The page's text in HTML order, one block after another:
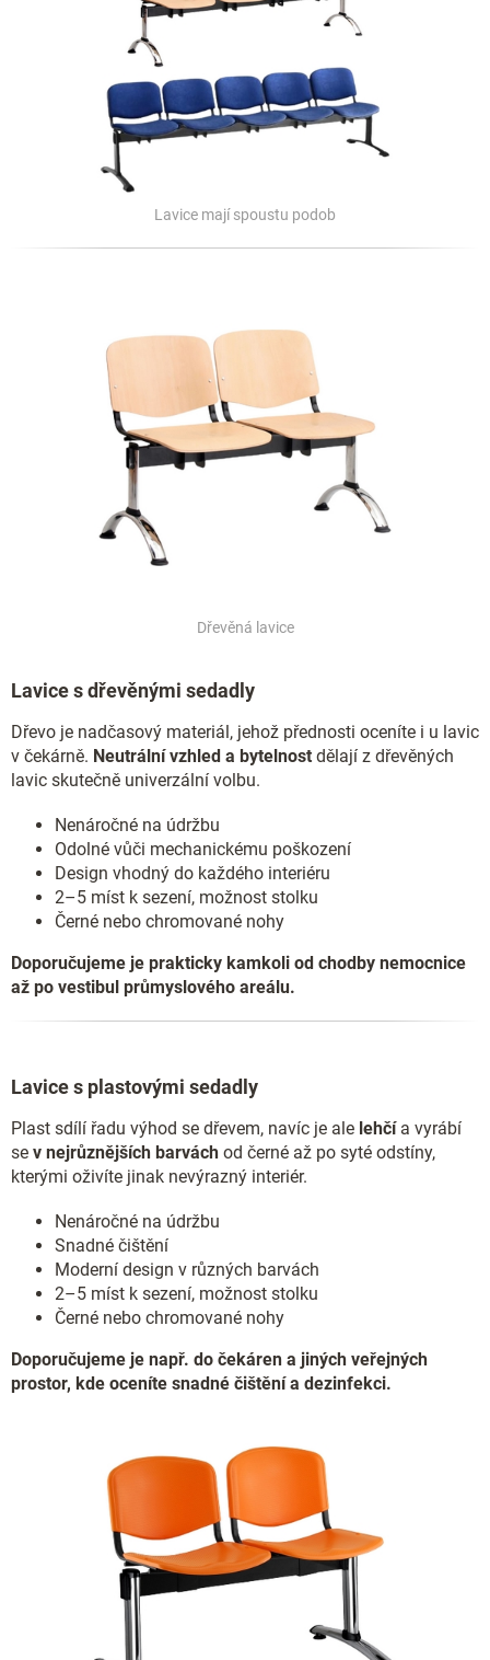
Lavice mají spoustu podob
Dřevěná lavice
Lavice s dřevěnými sedadly
Dřevo je nadčasový materiál, jehož přednosti oceníte i u lavic
v čekárně. Neutrální vzhled a bytelnost dělají z dřevěných
lavic skutečně univerzální volbu.
Nenáročné na údržbu
Odolné vůči mechanickému poškození
Design vhodný do každého interiéru
2–5 míst k sezení, možnost stolku
Černé nebo chromované nohy
Doporučujeme je prakticky kamkoli od chodby nemocnice
až po vestibul průmyslového areálu.
Lavice s plastovými sedadly
Plast sdílí řadu výhod se dřevem, navíc je ale lehčía vyrábí
se v nejrůznějších barvách od černé až po syté odstíny,
kterými oživíte jinak nevýrazný interiér.
Nenáročné na údržbu
Snadné čištění
Moderní design v různých barvách
2–5 míst k sezení, možnost stolku
Černé nebo chromované nohy
Doporučujeme je např. do čekáren a jiných veřejných
prostor, kde oceníte snadné čištění a dezinfekci.